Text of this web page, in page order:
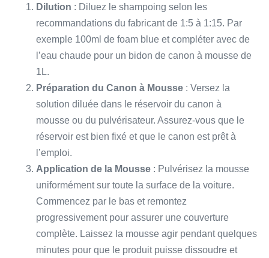
Dilution : Diluez le shampoing selon les
recommandations du fabricant de 1:5 à 1:15. Par
exemple 100ml de foam blue et compléter avec de
l’eau chaude pour un bidon de canon à mousse de
1L.
Préparation du Canon à Mousse : Versez la
solution diluée dans le réservoir du canon à
mousse ou du pulvérisateur. Assurez-vous que le
réservoir est bien fixé et que le canon est prêt à
l’emploi.
Application de la Mousse : Pulvérisez la mousse
uniformément sur toute la surface de la voiture.
Commencez par le bas et remontez
progressivement pour assurer une couverture
complète. Laissez la mousse agir pendant quelques
minutes pour que le produit puisse dissoudre et